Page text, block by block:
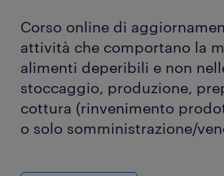
Corso online di
attività che comportano la
alimenti deperibili e non
stoccaggio, produzione,
cottura (rinvenimento
o solo somministrazione/